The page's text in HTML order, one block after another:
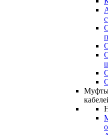
Муфты